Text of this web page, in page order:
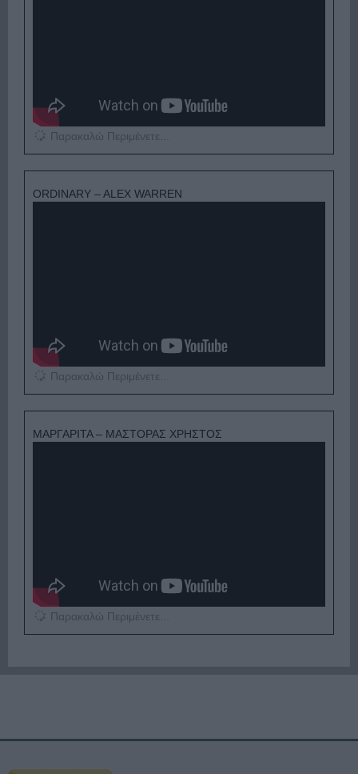
Παρακαλώ Περιμένετε...
ORDINARY – ALEX WARREN
Παρακαλώ Περιμένετε...
ΜΑΡΓΑΡΙΤΑ – ΜΑΣΤΟΡΑΣ ΧΡΗΣΤΟΣ
Παρακαλώ Περιμένετε...